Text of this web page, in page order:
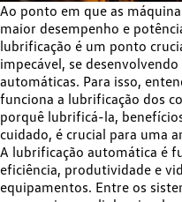
Ao ponto em que as
maior desempenho e
lubrificação é um ponto
impecável, se
automáticas. Para isso,
funciona a lubrificação dos
porquê lubrificá-la,
cuidado, é crucial para uma
A lubrificação automática é
eficiência, produtividade e
equipamentos. Entre os